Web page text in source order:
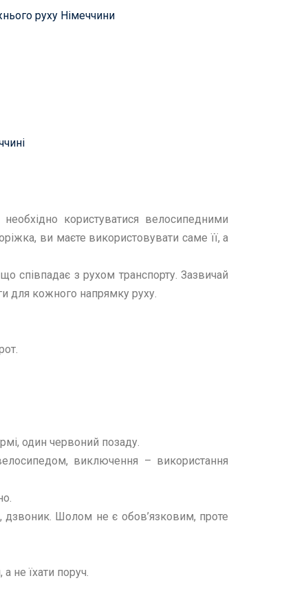
руху Німеччини
користуватися велосипедними
ви маєте використовувати саме її, а
співпадає з рухом транспорту. Зазвичай
для кожного напрямку руху.
один червоний позаду.
виключення – використання
дзвоник. Шолом не є обов’язковим, проте
не їхати поруч.